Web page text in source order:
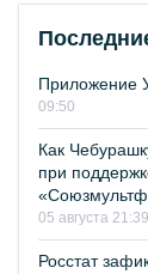
Приложение
09:50
Как
при
05 августа 21:39
Росстат